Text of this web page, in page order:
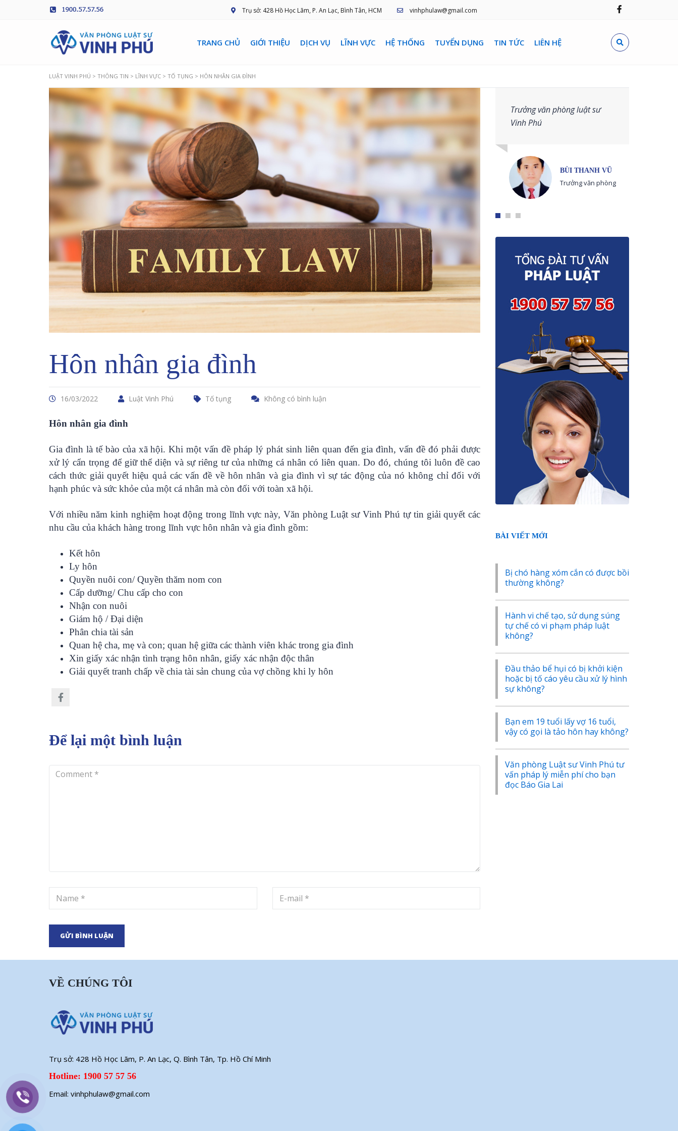
Trụ sở: 428 Hồ Học Lãm, P. An Lạc, Bình Tân, HCM vinhphulaw@gmail.com
TRANG CHỦ GIỚI THIỆU DỊCH VỤ LĨNH VỰC HỆ THỐNG TUYỂN DỤNG TIN TỨC LIÊN HỆ
LUẬT VINH PHÚ > THÔNG TIN > LĨNH VỰC > TỐ TỤNG > HÔN NHÂN GIA ĐÌNH
Hôn nhân gia đình
16/03/2022 Luật Vinh Phú Tố tụng Không có bình luận
Hôn nhân gia đình
Gia đình là tế bào của xã hội. Khi một vấn đề pháp lý phát sinh liên quan đến gia đình, vấn đề đó phải được
xử lý cẩn trọng để giữ thể diện và sự riêng tư của những cá nhân có liên quan. Do đó, chúng tôi luôn đề cao
cách thức giải quyết hiệu quả các vấn đề về hôn nhân và gia đình vì sự tác động của nó không chỉ đối với
hạnh phúc và sức khỏe của một cá nhân mà còn đối với toàn xã hội.
Với nhiều năm kinh nghiệm hoạt động trong lĩnh vực này, Văn phòng Luật sư Vinh Phú tự tin giải quyết các
nhu cầu của khách hàng trong lĩnh vực hôn nhân và gia đình gồm:
Kết hôn
Ly hôn
Quyền nuôi con/ Quyền thăm nom con
Cấp dưỡng/ Chu cấp cho con
Nhận con nuôi
Giám hộ / Đại diện
Phân chia tài sản
Quan hệ cha, mẹ và con; quan hệ giữa các thành viên khác trong gia đình
Xin giấy xác nhận tình trạng hôn nhân, giấy xác nhận độc thân
Giải quyết tranh chấp về chia tài sản chung của vợ chồng khi ly hôn
Để lại một bình luận
GỬI BÌNH LUẬN
Trưởng chi nhánh văn phòng
Đức Hòa
LÊ THỊ KIM HÀ
Luật sư chuyên nghiệp
Ban cố vấn luật sư
Luật sư chuyên nghiệp
Trưởng văn phòng luật sư
Vinh Phú
BÙI THANH VŨ
Trưởng văn phòng
BÀI VIẾT MỚI
Bị chó hàng xóm cắn có được bồi
thường không?
Hành vi chế tạo, sử dụng súng
tự chế có vi phạm pháp luật
không?
Đầu thảo bể hụi có bị khởi kiện
hoặc bị tố cáo yêu cầu xử lý hình
sự không?
Bạn em 19 tuổi lấy vợ 16 tuổi,
vậy có gọi là tảo hôn hay không?
Văn phòng Luật sư Vinh Phú tư
vấn pháp lý miễn phí cho bạn
đọc Báo Gia Lai
VỀ CHÚNG TÔI
Trụ sở: 428 Hồ Học Lãm, P. An Lạc, Q. Bình Tân, Tp. Hồ Chí Minh
Hotline: 1900 57 57 56
Email: vinhphulaw@gmail.com